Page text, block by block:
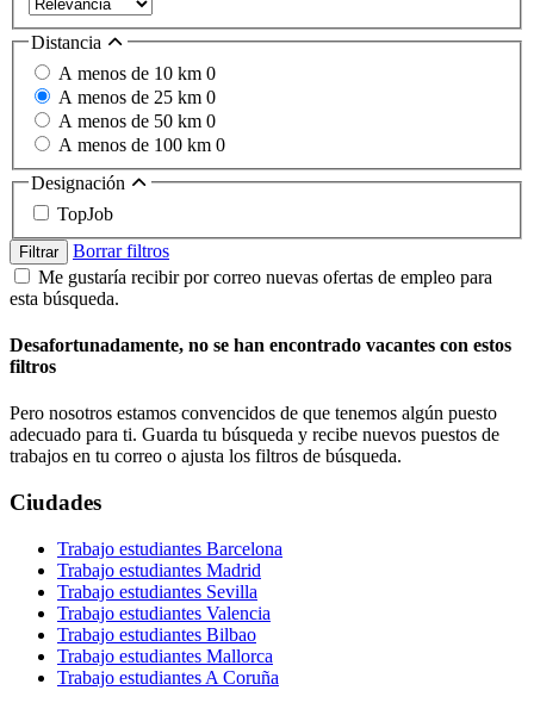
Distancia
A menos de 10 km 0
A menos de 25 km 0
A menos de 50 km 0
A menos de 100 km 0
Designación
TopJob
Filtrar
Borrar filtros
Me gustaría recibir por correo nuevas ofertas de empleo para
esta búsqueda.
Desafortunadamente, no se han encontrado vacantes con estos
filtros
Pero nosotros estamos convencidos de que tenemos algún puesto
adecuado para ti. Guarda tu búsqueda y recibe nuevos puestos de
trabajos en tu correo o ajusta los filtros de búsqueda.
Ciudades
Trabajo estudiantes Barcelona
Trabajo estudiantes Madrid
Trabajo estudiantes Sevilla
Trabajo estudiantes Valencia
Trabajo estudiantes Bilbao
Trabajo estudiantes Mallorca
Trabajo estudiantes A Coruña